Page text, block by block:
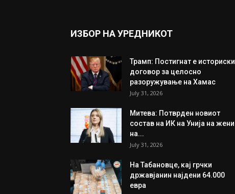
ИЗБОР НА УРЕДНИКОТ
Трамп: Постигнат е историски
договор за целосно
разоружување на Хамас
July 31, 2026
Митева: Потврден новиот
состав на ИК на Унија на жени
на...
July 31, 2026
На Табановце, кај грчки
државјанин најдени 64.000
евра